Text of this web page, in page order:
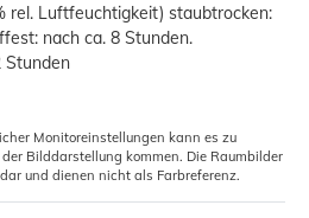
rel. Luftfeuchtigkeit) staubtrocken:
nach ca. 8 Stunden.
Stunden
Monitoreinstellungen kann es zu
Bilddarstellung kommen. Die Raumbilder
und dienen nicht als Farbreferenz.